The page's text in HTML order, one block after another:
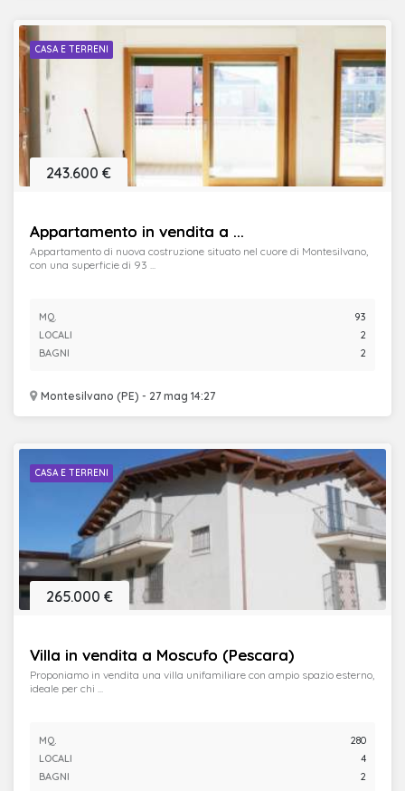
CASA E TERRENI
Appartamento in vendita a ...
Montesilvano (PE) - 27 mag 14:27
243.600 €
Appartamento di nuova costruzione situato nel cuore di Montesilvano,
con una superficie di 93 ...
MQ.
93
LOCALI
2
BAGNI
2
CASA E TERRENI
Villa in vendita a Moscufo (Pescara)
265.000 €
Proponiamo in vendita una villa unifamiliare con ampio spazio esterno,
ideale per chi ...
MQ.
280
LOCALI
4
BAGNI
2